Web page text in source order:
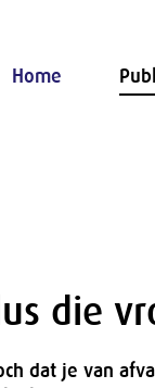
Home
die
dat je van